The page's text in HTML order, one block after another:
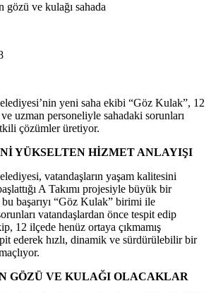
yeni saha ekibi “Göz Kulak”, 12
uzman personeliyle sahadaki sorunları
çözümler üretiyor.
YÜKSELTEN HİZMET ANLAYIŞI
vatandaşların yaşam kalitesini
A Takımı projesiyle büyük bir
bu başarıyı “Göz Kulak” birimi ile
vatandaşlardan önce tespit edip
12 ilçede henüz ortaya çıkmamış
ederek hızlı, dinamik ve sürdürülebilir bir
GÖZÜ VE KULAĞI OLACAKLAR